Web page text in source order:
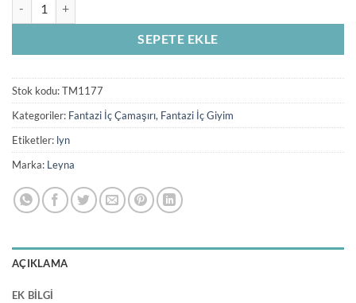
SEPETE EKLE
Stok kodu:TM1177
Kategoriler: Fantazi İç Çamaşırı, Fantazi İç Giyim
Etiketler: lyn
Marka: Leyna
AÇIKLAMA
EK BILGI